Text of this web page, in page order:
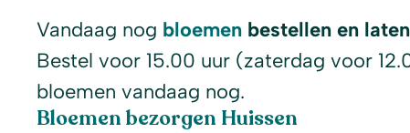
Vandaag nog bloemen bestellen en
Bestel voor 15.00 uur (zaterdag voor
bloemen vandaag nog.
Bloemen bezorgen Huissen